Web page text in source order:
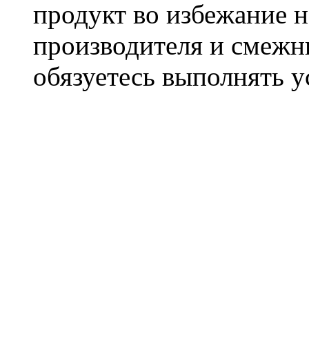
продукт во избежание
производителя и
обязуетесь выполнять